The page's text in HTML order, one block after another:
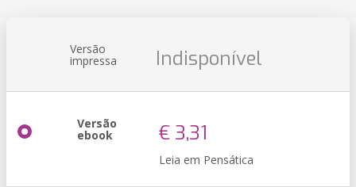
Versão
impressa Indisponível
Versão
ebook € 3,31
Leia em Pensática